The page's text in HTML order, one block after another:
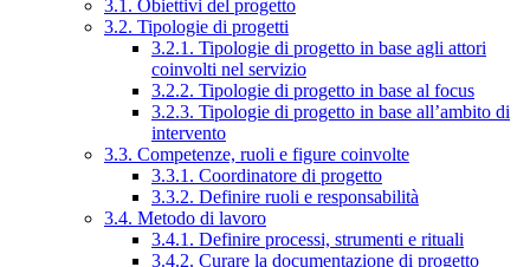
3.1. Obiettivi del progetto
3.2. Tipologie di progetti
3.2.1. Tipologie di progetto in base agli attori
coinvolti nel servizio
3.2.2. Tipologie di progetto in base al focus
3.2.3. Tipologie di progetto in base all’ambito di
intervento
3.3. Competenze, ruoli e figure coinvolte
3.3.1. Coordinatore di progetto
3.3.2. Definire ruoli e responsabilità
3.4. Metodo di lavoro
3.4.1. Definire processi, strumenti e rituali
3.4.2. Curare la documentazione di progetto